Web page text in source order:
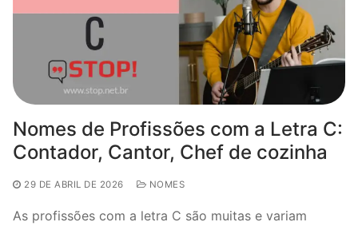
Nomes de Profissões com a Letra C:
Contador, Cantor, Chef de cozinha
29 DE ABRIL DE 2026 NOMES
As profissões com a letra C são muitas e variam